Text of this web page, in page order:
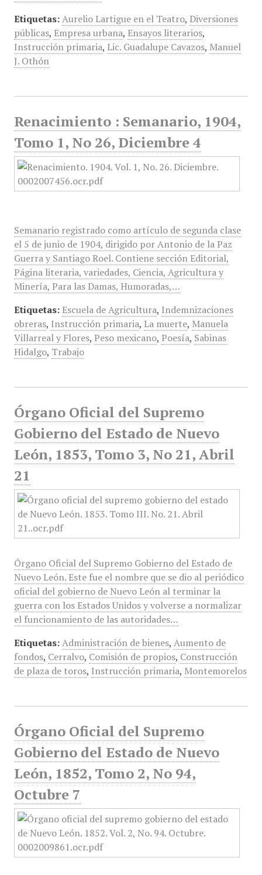
Etiquetas: Aurelio Lartigue en el Teatro, Diversiones
públicas, Empresa urbana, Ensayos literarios,
Instrucción primaria, Lic. Guadalupe Cavazos, Manuel
J. Othón
Renacimiento : Semanario, 1904,
Tomo 1, No 26, Diciembre 4
Semanario registrado como artículo de segunda clase
el 5 de junio de 1904, dirigido por Antonio de la Paz
Guerra y Santiago Roel. Contiene sección Editorial,
Página literaria, variedades, Ciencia, Agricultura y
Minería, Para las Damas, Humoradas,…
Etiquetas: Escuela de Agricultura, Indemnizaciones
obreras, Instrucción primaria, La muerte, Manuela
Villarreal y Flores, Peso mexicano, Poesía, Sabinas
Hidalgo, Trabajo
Órgano Oficial del Supremo
Gobierno del Estado de Nuevo
León, 1853, Tomo 3, No 21, Abril
21
Órgano Oficial del Supremo Gobierno del Estado de
Nuevo León. Este fue el nombre que se dio al periódico
oficial del gobierno de Nuevo León al terminar la
guerra con los Estados Unidos y volverse a normalizar
el funcionamiento de las autoridades…
Etiquetas: Administración de bienes, Aumento de
fondos, Cerralvo, Comisión de propios, Construcción
de plaza de toros, Instrucción primaria, Montemorelos
Órgano Oficial del Supremo
Gobierno del Estado de Nuevo
León, 1852, Tomo 2, No 94,
Octubre 7